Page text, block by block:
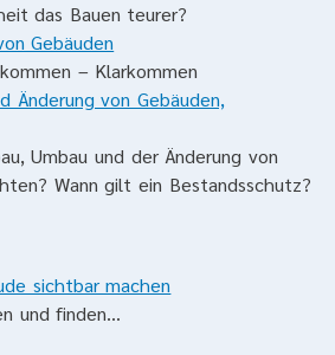
das Bauen teurer?
Gebäuden
– Klarkommen
Änderung von Gebäuden,
Umbau und der Änderung von
Wann gilt ein Bestandsschutz?
sichtbar machen
und finden...